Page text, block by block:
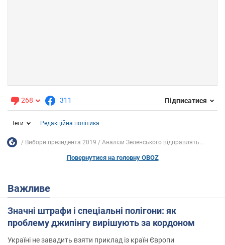
268 311 Підписатися
Теги Редакційна політика
Вибори президента 2019 Аналізи Зеленського відправлять...
Повернутися на головну OBOZ
Важливе
Значні штрафи і спеціальні полігони: як
проблему джипінгу вирішують за кордоном
Україні не завадить взяти приклад із країн Європи